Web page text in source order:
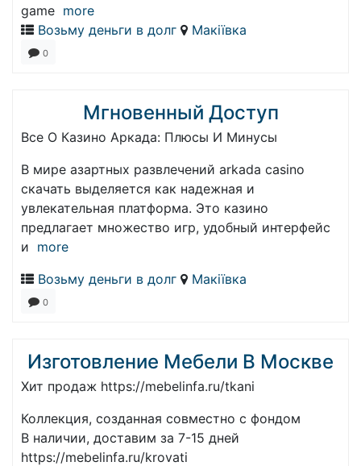
game more
Возьму деньги в долг
Макіївка
0
Мгновенный Доступ
Все О Казино Аркада: Плюсы И Минусы
В мире азартных развлечений arkada casino
скачать выделяется как надежная и
увлекательная платформа. Это казино
предлагает множество игр, удобный интерфейс
и more
Возьму деньги в долг
Макіївка
0
Изготовление Мебели В Москве
Хит продаж https://mebelinfa.ru/tkani
Коллекция, созданная совместно с фондом
В наличии, доставим за 7-15 дней
https://mebelinfa.ru/krovati